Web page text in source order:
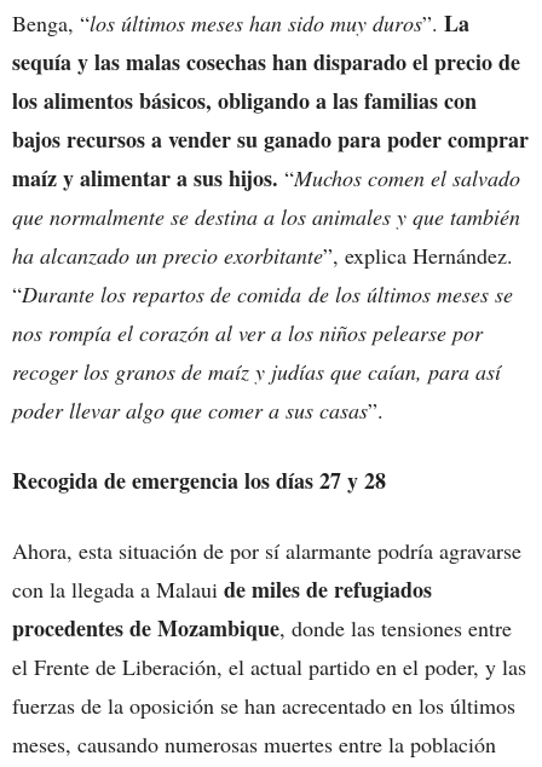
Benga, “los últimos meses han sido muy duros”. La
sequía y las malas cosechas han disparado el precio de
los alimentos básicos, obligando a las familias con
bajos recursos a vender su ganado para poder comprar
maíz y alimentar a sus hijos. “Muchos comen el salvado
que normalmente se destina a los animales y que también
ha alcanzado un precio exorbitante”, explica Hernández.
“Durante los repartos de comida de los últimos meses se
nos rompía el corazón al ver a los niños pelearse por
recoger los granos de maíz y judías que caían, para así
poder llevar algo que comer a sus casas”.
Recogida de emergencia los días 27 y 28
Ahora, esta situación de por sí alarmante podría agravarse
con la llegada a Malaui de miles de refugiados
procedentes de Mozambique, donde las tensiones entre
el Frente de Liberación, el actual partido en el poder, y las
fuerzas de la oposición se han acrecentado en los últimos
meses, causando numerosas muertes entre la población